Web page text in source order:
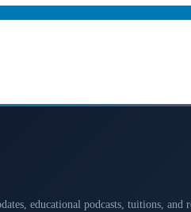
educational podcasts, tuitions, and